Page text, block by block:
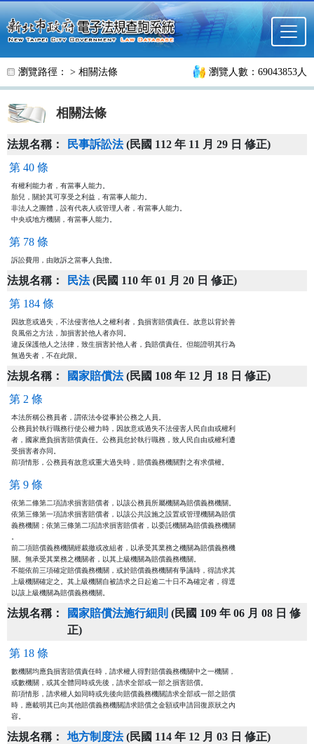
跳至主要內容
瀏覽路徑： > 相關法條 瀏覽人數：69043853人
相關法條
法規名稱： 民事訴訟法(民國 112 年 11 月 29 日 修正)
第 40 條
有權利能力者，有當事人能力。
胎兒，關於其可享受之利益，有當事人能力。
非法人之團體，設有代表人或管理人者，有當事人能力。
中央或地方機關，有當事人能力。
第 78 條
訴訟費用，由敗訴之當事人負擔。
法規名稱： 民法(民國 110 年 01 月 20 日 修正)
第 184 條
因故意或過失，不法侵害他人之權利者，負損害賠償責任。故意以背於善
良風俗之方法，加損害於他人者亦同。
違反保護他人之法律，致生損害於他人者，負賠償責任。但能證明其行為
無過失者，不在此限。
法規名稱： 國家賠償法(民國 108 年 12 月 18 日 修正)
第 2 條
本法所稱公務員者，謂依法令從事於公務之人員。
公務員於執行職務行使公權力時，因故意或過失不法侵害人民自由或權利
者，國家應負損害賠償責任。公務員怠於執行職務，致人民自由或權利遭
受損害者亦同。
第 9 條
依第二條第二項請求損害賠償者，以該公務員所屬機關為賠償義務機關。
依第三條第一項請求損害賠償者，以該公共設施之設置或管理機關為賠償
義務機關；依第三條第二項請求損害賠償者，以委託機關為賠償義務機關
。
前二項賠償義務機關經裁撤或改組者，以承受其業務之機關為賠償義務機
關。無承受其業務之機關者，以其上級機關為賠償義務機關。
不能依前三項確定賠償義務機關，或於賠償義務機關有爭議時，得請求其
上級機關確定之。其上級機關自被請求之日起逾二十日不為確定者，得逕
以該上級機關為賠償義務機關。
法規名稱： 國家賠償法施行細則 (民國 109 年 06 月 08 日 修
正)
第 18 條
數機關均應負損害賠償責任時，請求權人得對賠償義務機關中之一機關，
或數機關，或其全體同時或先後，請求全部或一部之損害賠償。
前項情形，請求權人如同時或先後向賠償義務機關請求全部或一部之賠償
時，應載明其已向其他賠償義務機關請求賠償之金額或申請回復原狀之內
法規名稱： 地方制度法(民國 114 年 12 月 03 日 修正)